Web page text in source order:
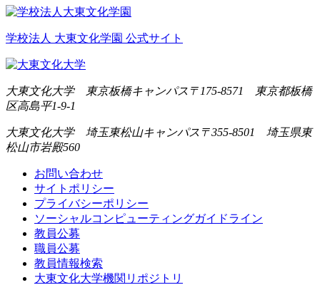
学校法人 大東文化学園 公式サイト
大東文化大学 東京板橋キャンパス 〒175-8571 東京都板橋
区高島平1-9-1
大東文化大学 埼玉東松山キャンパス 〒355-8501 埼玉県東
松山市岩殿560
お問い合わせ
サイトポリシー
プライバシーポリシー
ソーシャルコンピューティングガイドライン
教員公募
職員公募
教員情報検索
大東文化大学機関リポジトリ